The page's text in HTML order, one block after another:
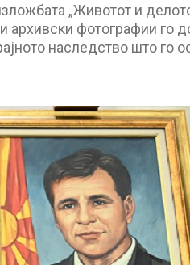
„Животот и
архивски фотографии го
наследство што го